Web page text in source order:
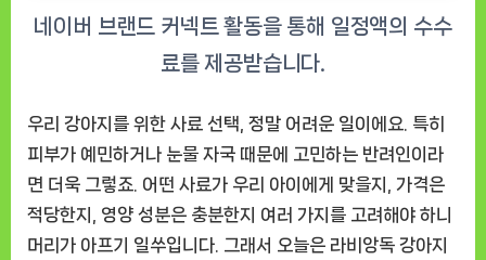
사
비
좋
부
알
우리 강아지를 위한 사료 선택, 정말 어려운 일이에요. 특히
피부가 예민하거나 눈물 자국 때문에 고민하는 반려인이라
면 더욱 그렇죠. 어떤 사료가 우리 아이에게 맞을지, 가격은
적당한지, 영양 성분은 충분한지 여러 가지를 고려해야 하니
머리가 아프기 일쑤입니다. 그래서 오늘은 라비앙독 강아지